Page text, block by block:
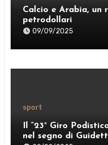
Calcio e Arabia, un
petrodollari
09/09/2025
sport
Il “23° Giro
nel segno di